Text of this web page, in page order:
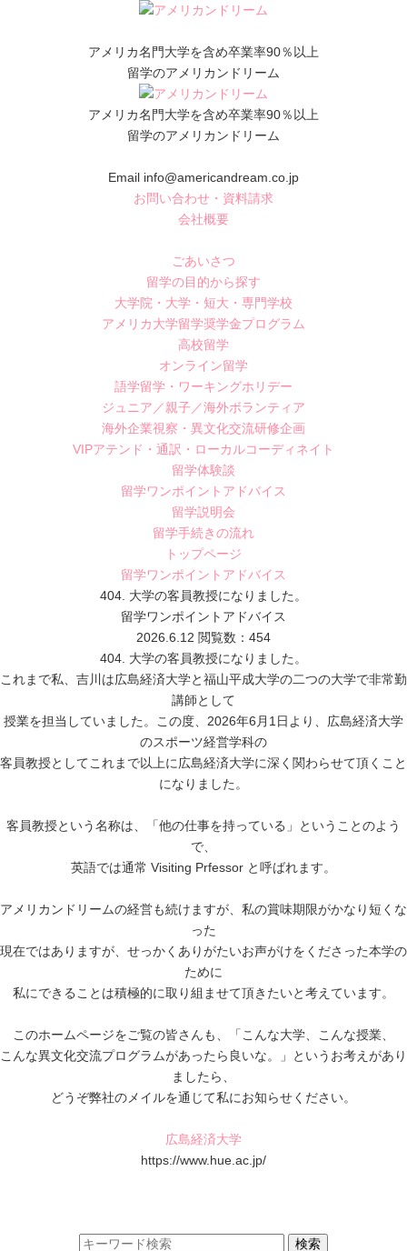
アメリカ名門大学を含め卒業率90％以上
留学のアメリカンドリーム
アメリカ名門大学を含め卒業率90％以上
留学のアメリカンドリーム
Email info@americandream.co.jp
お問い合わせ・資料請求
会社概要
ごあいさつ
留学の目的から探す
大学院・大学・短大・専門学校
アメリカ大学留学奨学金プログラム
高校留学
オンライン留学
語学留学・ワーキングホリデー
ジュニア／親子／海外ボランティア
海外企業視察・異文化交流研修企画
VIPアテンド・通訳・ローカルコーディネイト
留学体験談
留学ワンポイントアドバイス
留学説明会
留学手続きの流れ
トップページ
留学ワンポイントアドバイス
404. 大学の客員教授になりました。
留学ワンポイントアドバイス
2026.6.12 閲覧数：454
404. 大学の客員教授になりました。
これまで私、吉川は広島経済大学と福山平成大学の二つの大学で非常勤
講師として
授業を担当していました。この度、2026年6月1日より、広島経済大学
のスポーツ経営学科の
客員教授としてこれまで以上に広島経済大学に深く関わらせて頂くこと
になりました。
客員教授という名称は、「他の仕事を持っている」ということのよう
で、
英語では通常 Visiting Prfessor と呼ばれます。
アメリカンドリームの経営も続けますが、私の賞味期限がかなり短くな
った
現在ではありますが、せっかくありがたいお声がけをくださった本学の
ために
私にできることは積極的に取り組ませて頂きたいと考えています。
このホームページをご覧の皆さんも、「こんな大学、こんな授業、
こんな異文化交流プログラムがあったら良いな。」というお考えがあり
ましたら、
どうぞ弊社のメイルを通じて私にお知らせください。
広島経済大学
https://www.hue.ac.jp/